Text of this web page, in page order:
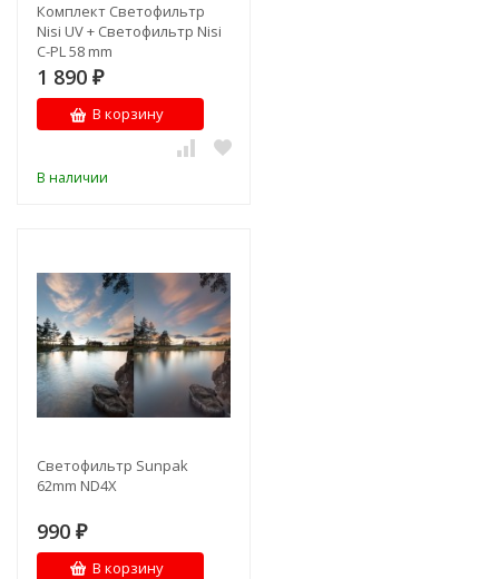
Комплект Светофильтр
Nisi UV + Светофильтр Nisi
C-PL 58 mm
1 890 ₽
В корзину
В наличии
Светофильтр Sunpak
62mm ND4X
990 ₽
В корзину